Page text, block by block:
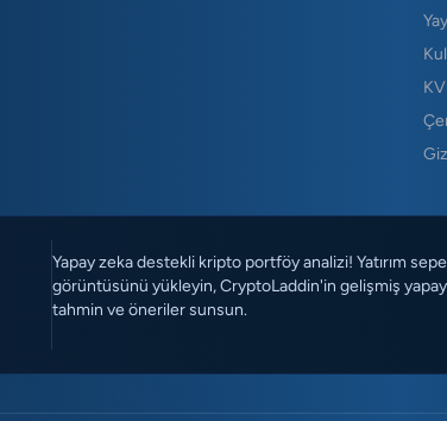
Yapay zeka destekli kripto portföy analizi! Yatırım
görüntüsünü yükleyin, CryptoLaddin'in gelişmiş yapay
tahmin ve öneriler sunsun.